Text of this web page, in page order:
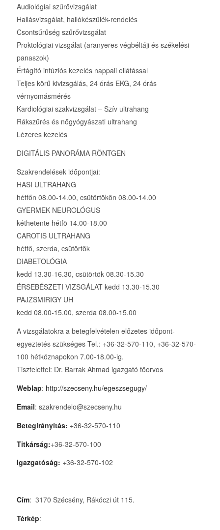
Audiológiai szűrővizsgálat
Hallásvizsgálat, hallókészülék-rendelés
Csontsűrűség szűrővizsgálat
Proktológiai vizsgálat (aranyeres végbéltáji és székelési
panaszok)
Értágító infúziós kezelés nappali ellátással
Teljes körű kivizsgálás, 24 órás EKG, 24 órás
vérnyomásmérés
Kardiológiai szakvizsgálat – Szív ultrahang
Rákszűrés és nőgyógyászati ultrahang
Lézeres kezelés
DIGITÁLIS PANORÁMA RÖNTGEN
Szakrendelések időpontjai:
HASI ULTRAHANG
hétfőn 08.00-14.00, csütörtökön 08.00-14.00
GYERMEK NEUROLÓGUS
kéthetente hétfö 14.00-18.00
CAROTIS ULTRAHANG
hétfő, szerda, csütörtök
DIABETOLÓGIA
kedd 13.30-16.30, csütörtök 08.30-15.30
ÉRSEBÉSZETI VIZSGÁLAT kedd 13.30-15.30
PAJZSMIRIGY UH
kedd 08.00-15.00, szerda 08.00-15.00
A vizsgálatokra a betegfelvételen előzetes időpont-
egyeztetés szükséges Tel.: +36-32-570-110, +36-32-570-
100 hétköznapokon 7.00-18.00-ig.
Tisztelettel: Dr. Barrak Ahmad igazgató főorvos
Weblap: http://szecseny.hu/egeszsegugy/
Email: szakrendelo@szecseny.hu
Betegirányítás: +36-32-570-110
Titkárság:+36-32-570-100
Igazgatóság: +36-32-570-102
Cím: 3170 Szécsény, Rákóczi út 115.
Térkép: